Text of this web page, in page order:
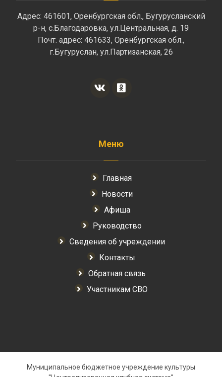
Адрес: 461601, Оренбургская обл., Бугурусланский
р-н, с.Благодаровка, ул.Центральная, д. 19
Почт. адрес: 461633, Оренбургская обл.,
г.Бугуруслан, ул.Партизанская, 26
Меню
Главная
Новости
Афиша
Руководство
Сведения об учреждении
Контакты
Обратная связь
Участникам СВО
Муниципальное бюджетное учреждение культуры